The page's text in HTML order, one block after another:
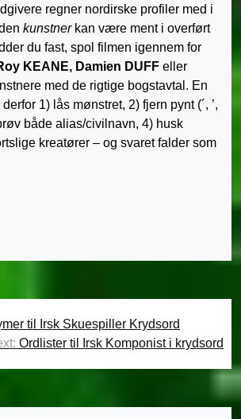
regner nordirske profiler med i
kunstnerkan være ment i overført
du fast, spol filmen igennem for
KEANE, Damien DUFF eller
med de rigtige bogstavtal. En
1) lås mønstret, 2) fjern pynt (´, ’,
både alias/civilnavn, 4) husk
kreatører – og svaret falder som
til Irsk Skuespiller Krydsord
Ordlister til Irsk Komponist i krydsord